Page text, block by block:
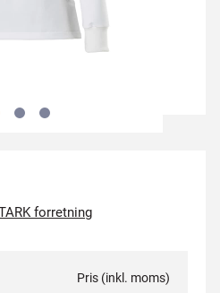
forretning
Pris (inkl. moms)